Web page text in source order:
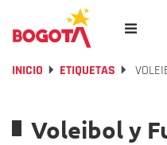
INICIO ETIQUETAS
Voleibol y